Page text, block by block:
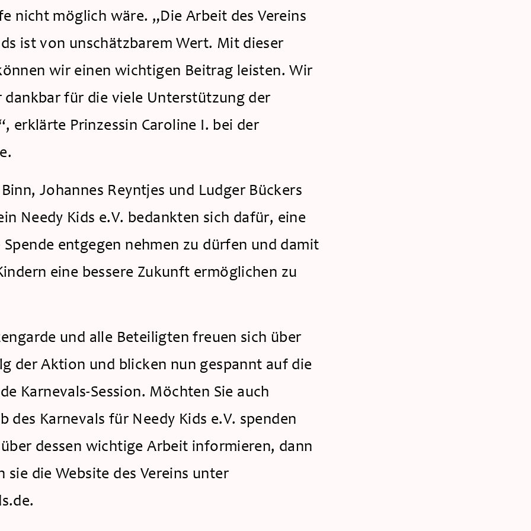
nicht möglich wäre. „Die Arbeit des Vereins
ist von unschätzbarem Wert. Mit dieser
wir einen wichtigen Beitrag leisten. Wir
dankbar für die viele Unterstützung der
erklärte Prinzessin Caroline I. bei der
Johannes Reyntjes und Ludger Bückers
Needy Kids e.V. bedankten sich dafür, eine
Spende entgegen nehmen zu dürfen und damit
eine bessere Zukunft ermöglichen zu
und alle Beteiligten freuen sich über
der Aktion und blicken nun gespannt auf die
Karnevals-Session. Möchten Sie auch
des Karnevals für Needy Kids e.V. spenden
dessen wichtige Arbeit informieren, dann
sie die Website des Vereins unter